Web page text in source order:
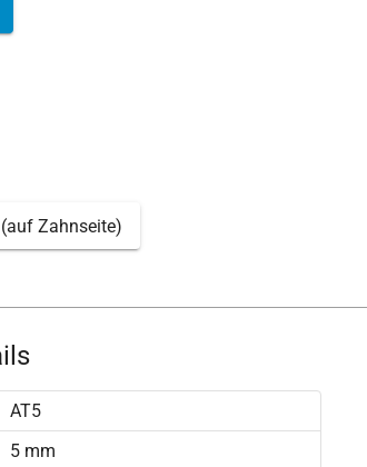
(auf Zahnseite)
AT5
5 mm